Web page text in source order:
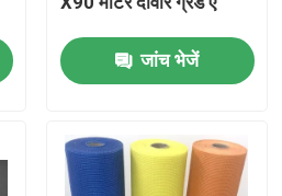
जांच भेजें